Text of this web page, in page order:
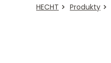
HECHT Produkty